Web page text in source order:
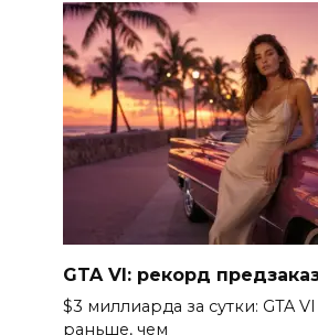
GTA VI: рекорд
$3 миллиарда за сутки: GTA
раньше, чем